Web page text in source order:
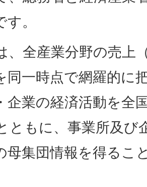
。
、全産業分野の売上
同一時点で網羅的に
企業の経済活動を全
ともに、事業所及び
母集団情報を得るこ